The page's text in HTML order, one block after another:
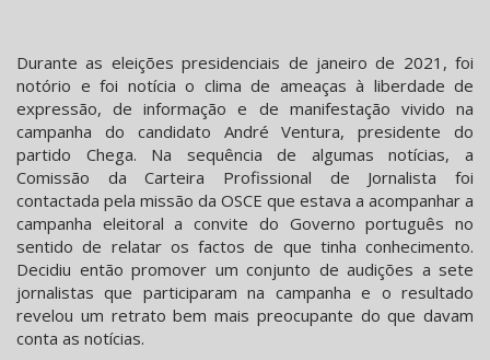
Durante as eleições presidenciais de janeiro de 2021, foi
notório e foi notícia o clima de ameaças à liberdade de
expressão, de informação e de manifestação vivido na
campanha do candidato André Ventura, presidente do
partido Chega. Na sequência de algumas notícias, a
Comissão da Carteira Profissional de Jornalista foi
contactada pela missão da OSCE que estava a acompanhar a
campanha eleitoral a convite do Governo português no
sentido de relatar os factos de que tinha conhecimento.
Decidiu então promover um conjunto de audições a sete
jornalistas que participaram na campanha e o resultado
revelou um retrato bem mais preocupante do que davam
conta as notícias.